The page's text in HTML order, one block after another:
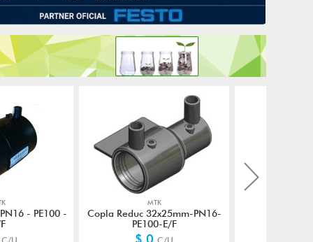
- PE100 -
MTK
Copla Reduc 32x25mm-PN16-
PE100-E/F
$ 0